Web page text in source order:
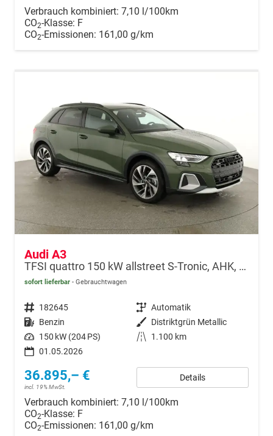
Verbrauch kombiniert: 7,10 l/100km
CO2-Klasse: F
CO2-Emissionen: 161,00 g/km
Audi A3
TFSI quattro 150 kW allstreet S-Tronic, AHK, Navi, 18-Zoll, 5-J. Garantie
sofort lieferbar Gebrauchtwagen
Fahrzeugnr. 182645 Getriebe Automatik
Kraftstoff Benzin Außenfarbe Distriktgrün Metallic
Leistung 150 kW (204 PS) Kilometerstand
1.100 km
01.05.2026
36.895,– €
incl. 19% MwSt.
Details
Verbrauch kombiniert: 7,10 l/100km
CO2-Klasse: F
CO2-Emissionen: 161,00 g/km